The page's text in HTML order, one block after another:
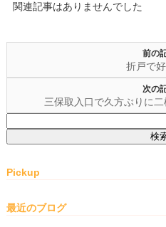
関連記事はありませんでした
前の
折戸で
次の
三保取入口で久方ぶりに
索:
Pickup
最近のブログ